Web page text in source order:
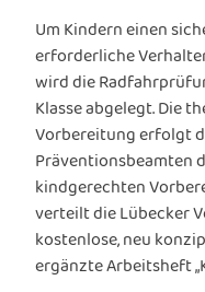
Um Kindern einen
erforderliche
wird die
Klasse abgelegt. Die
Vorbereitung erfolgt
Präventionsbeamten
kindgerechten
verteilt die Lübecker
kostenlose, neu
ergänzte Arbeitsheft